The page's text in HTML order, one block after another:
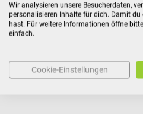
Kunden kauften auch
5%
boso
Wir analysieren unsere Besucherdaten,
personalisieren Inhalte für dich. Damit
hast. Für weitere Informationen öffne
einfach.
Cookie-Einstellungen